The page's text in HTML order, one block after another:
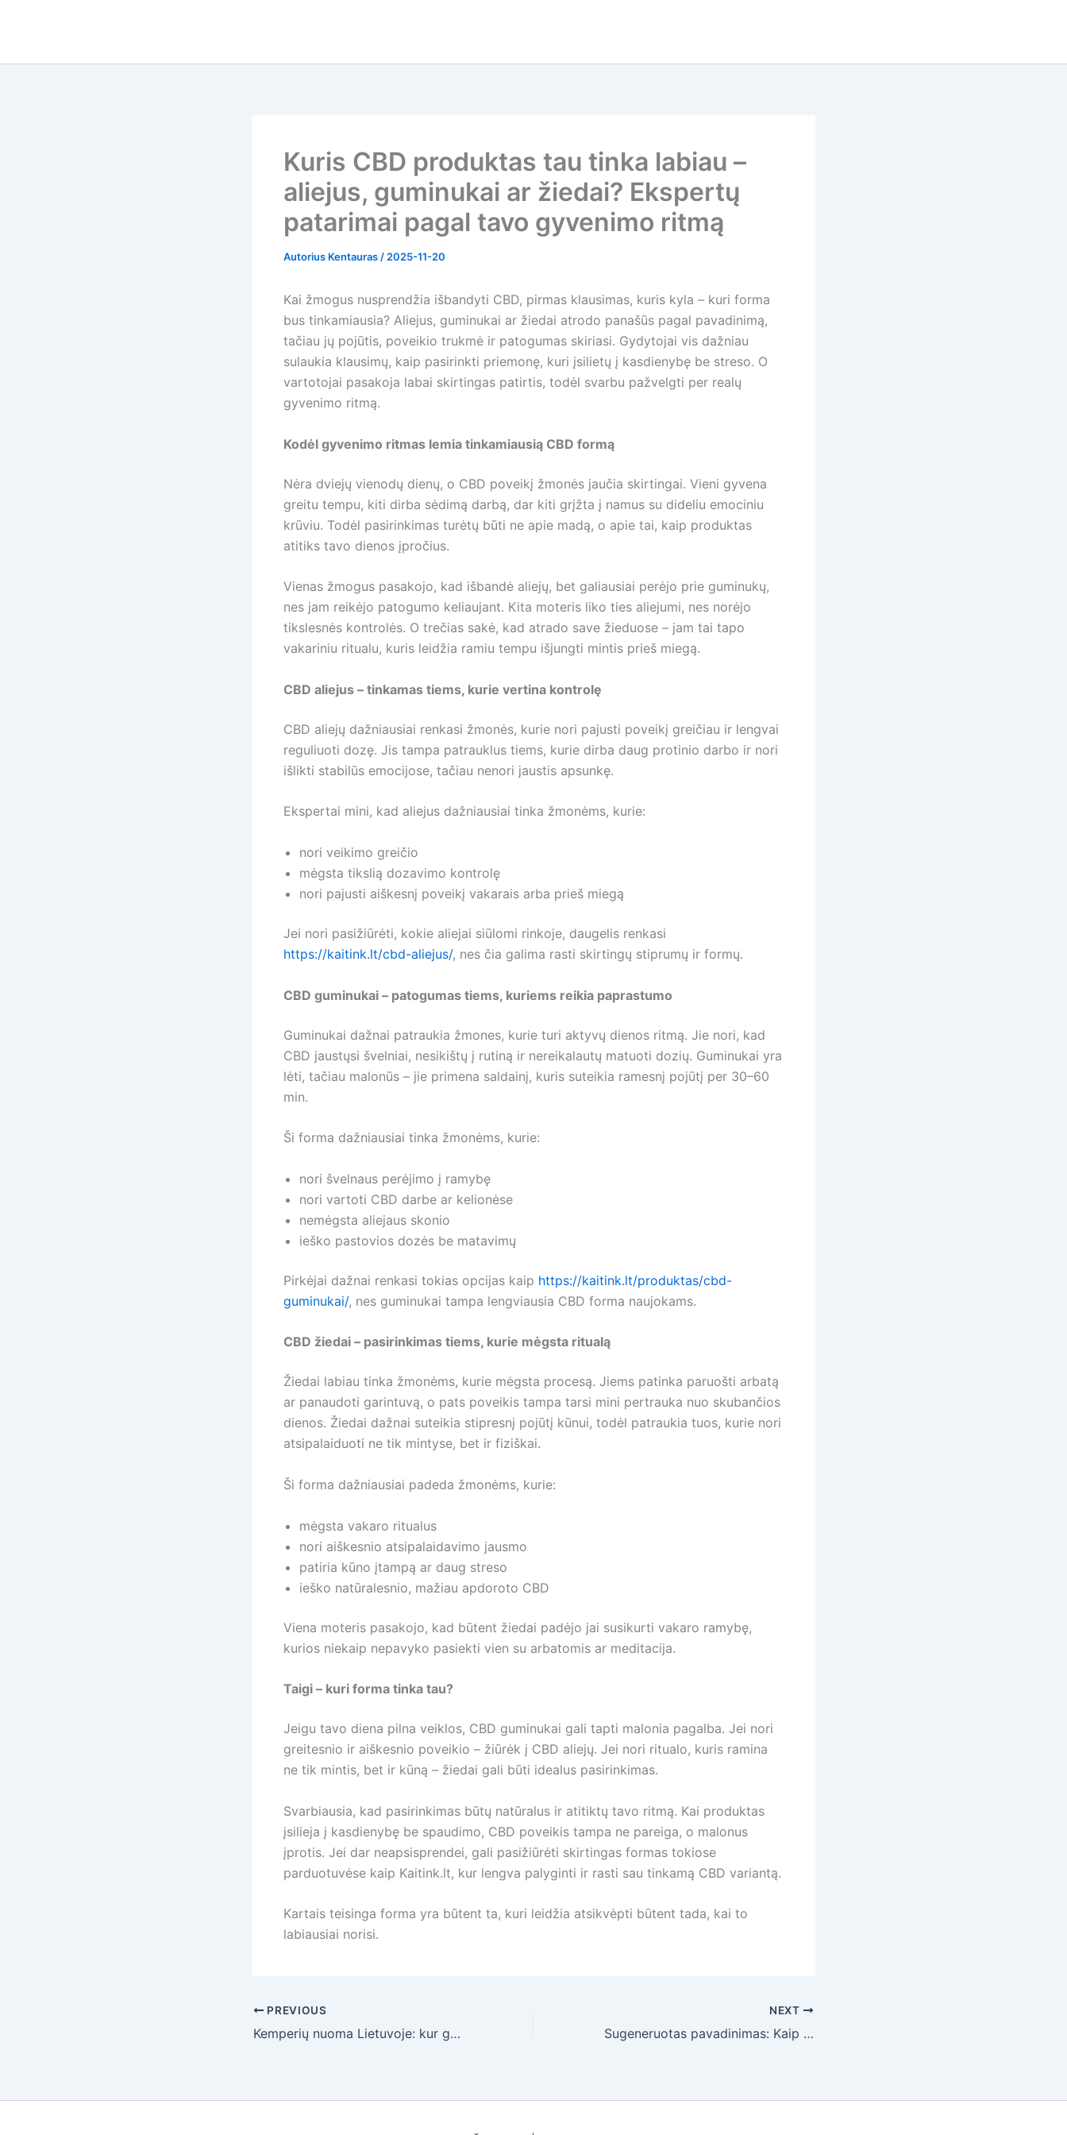
Kuris CBD produktas tau tinka labiau –
aliejus, guminukai ar žiedai? Ekspertų
patarimai pagal tavo gyvenimo ritmą
Autorius Kentauras / 2025-11-20
Kai žmogus nusprendžia išbandyti CBD, pirmas klausimas, kuris kyla – kuri forma
bus tinkamiausia? Aliejus, guminukai ar žiedai atrodo panašūs pagal pavadinimą,
tačiau jų pojūtis, poveikio trukmė ir patogumas skiriasi. Gydytojai vis dažniau
sulaukia klausimų, kaip pasirinkti priemonę, kuri įsilietų į kasdienybę be streso. O
vartotojai pasakoja labai skirtingas patirtis, todėl svarbu pažvelgti per realų
gyvenimo ritmą.
Kodėl gyvenimo ritmas lemia tinkamiausią CBD formą
Nėra dviejų vienodų dienų, o CBD poveikį žmonės jaučia skirtingai. Vieni gyvena
greitu tempu, kiti dirba sėdimą darbą, dar kiti grįžta į namus su dideliu emociniu
krūviu. Todėl pasirinkimas turėtų būti ne apie madą, o apie tai, kaip produktas
atitiks tavo dienos įpročius.
Vienas žmogus pasakojo, kad išbandė aliejų, bet galiausiai perėjo prie guminukų,
nes jam reikėjo patogumo keliaujant. Kita moteris liko ties aliejumi, nes norėjo
tikslesnės kontrolės. O trečias sakė, kad atrado save žieduose – jam tai tapo
vakariniu ritualu, kuris leidžia ramiu tempu išjungti mintis prieš miegą.
CBD aliejus – tinkamas tiems, kurie vertina kontrolę
CBD aliejų dažniausiai renkasi žmonės, kurie nori pajusti poveikį greičiau ir lengvai
reguliuoti dozę. Jis tampa patrauklus tiems, kurie dirba daug protinio darbo ir nori
išlikti stabilūs emocijose, tačiau nenori jaustis apsunkę.
Ekspertai mini, kad aliejus dažniausiai tinka žmonėms, kurie:
nori veikimo greičio
mėgsta tikslią dozavimo kontrolę
nori pajusti aiškesnį poveikį vakarais arba prieš miegą
Jei nori pasižiūrėti, kokie aliejai siūlomi rinkoje, daugelis renkasi
https://kaitink.lt/cbd-aliejus/, nes čia galima rasti skirtingų stiprumų ir formų.
CBD guminukai – patogumas tiems, kuriems reikia paprastumo
Guminukai dažnai patraukia žmones, kurie turi aktyvų dienos ritmą. Jie nori, kad
CBD jaustųsi švelniai, nesikištų į rutiną ir nereikalautų matuoti dozių. Guminukai yra
lėti, tačiau malonūs – jie primena saldainį, kuris suteikia ramesnį pojūtį per 30–60
min.
Ši forma dažniausiai tinka žmonėms, kurie:
nori švelnaus perėjimo į ramybę
nori vartoti CBD darbe ar kelionėse
nemėgsta aliejaus skonio
ieško pastovios dozės be matavimų
Pirkėjai dažnai renkasi tokias opcijas kaip https://kaitink.lt/produktas/cbd-
guminukai/, nes guminukai tampa lengviausia CBD forma naujokams.
CBD žiedai – pasirinkimas tiems, kurie mėgsta ritualą
Žiedai labiau tinka žmonėms, kurie mėgsta procesą. Jiems patinka paruošti arbatą
ar panaudoti garintuvą, o pats poveikis tampa tarsi mini pertrauka nuo skubančios
dienos. Žiedai dažnai suteikia stipresnį pojūtį kūnui, todėl patraukia tuos, kurie nori
atsipalaiduoti ne tik mintyse, bet ir fiziškai.
Ši forma dažniausiai padeda žmonėms, kurie:
mėgsta vakaro ritualus
nori aiškesnio atsipalaidavimo jausmo
patiria kūno įtampą ar daug streso
ieško natūralesnio, mažiau apdoroto CBD
Viena moteris pasakojo, kad būtent žiedai padėjo jai susikurti vakaro ramybę,
kurios niekaip nepavyko pasiekti vien su arbatomis ar meditacija.
Taigi – kuri forma tinka tau?
Jeigu tavo diena pilna veiklos, CBD guminukai gali tapti malonia pagalba. Jei nori
greitesnio ir aiškesnio poveikio – žiūrėk į CBD aliejų. Jei nori ritualo, kuris ramina
ne tik mintis, bet ir kūną – žiedai gali būti idealus pasirinkimas.
Svarbiausia, kad pasirinkimas būtų natūralus ir atitiktų tavo ritmą. Kai produktas
įsilieja į kasdienybę be spaudimo, CBD poveikis tampa ne pareiga, o malonus
įprotis. Jei dar neapsisprendei, gali pasižiūrėti skirtingas formas tokiose
parduotuvėse kaip Kaitink.lt, kur lengva palyginti ir rasti sau tinkamą CBD variantą.
Kartais teisinga forma yra būtent ta, kuri leidžia atsikvėpti būtent tada, kai to
labiausiai norisi.
PREVIOUS
Kemperių nuoma Lietuvoje: kur gauti geriausią kainos ir komforto santykį šį sezoną?
NEXT
Sugeneruotas pavadinimas: Kaip sukurti vaiko užduočių dėžutę namuose: 50 kūrybinių idėjų pagal amžių ir interesus